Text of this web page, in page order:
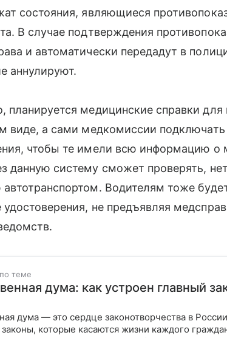
состояния, являющиеся
В случае подтверждения
и автоматически передадут в
аннулируют.
планируется медицинские справки
виде, а сами медкомиссии
чтобы те имели всю информацию о
данную систему сможет проверять,
Водителям тоже
удостоверения, не предъявляя
теме
дума: как устроен главный
дума — это сердце законотворчества в
которые касаются жизни каждого